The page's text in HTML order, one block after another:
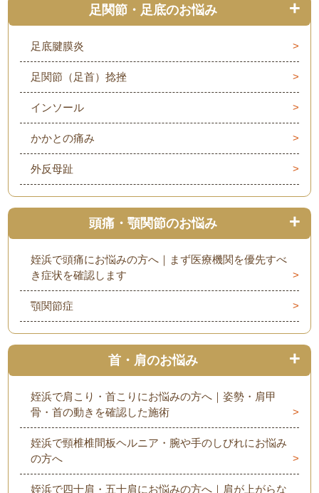
足関節・足底のお悩み
足底腱膜炎
足関節（足首）捻挫
インソール
かかとの痛み
外反母趾
頭痛・顎関節のお悩み
姪浜で頭痛にお悩みの方へ｜まず医療機関を優先すべ
き症状を確認します
顎関節症
首・肩のお悩み
姪浜で肩こり・首こりにお悩みの方へ｜姿勢・肩甲
骨・首の動きを確認した施術
姪浜で頸椎椎間板ヘルニア・腕や手のしびれにお悩み
の方へ
姪浜で四十肩・五十肩にお悩みの方へ｜肩が上がらな